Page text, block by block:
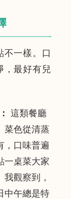
不一樣。口
，最好有兒
這類餐廳
菜色從清蒸
，口味普遍
一桌菜大家
觀察到，
中午總是特